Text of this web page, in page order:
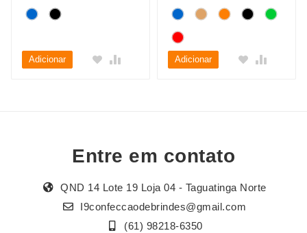
Adicionar Adicionar
Entre em contato
QND 14 Lote 19 Loja 04 - Taguatinga Norte
I9confeccaodebrindes@gmail.com
(61) 98218-6350